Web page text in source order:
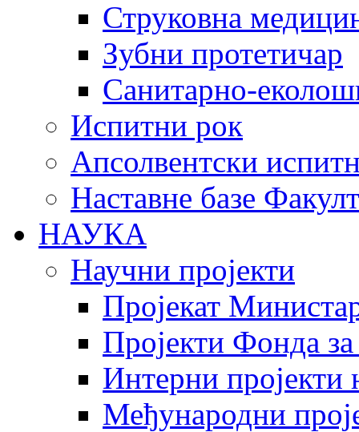
Струковна
Зубни протетичар
Санитарно-
Испитни рок
Апсолвентски
Наставне базе
НАУКА
Научни пројекти
Пројекат
Пројекти Фонда
Интерни пројекти
Међународни